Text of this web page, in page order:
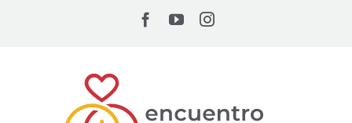
Facebook
YouTubeInstagram